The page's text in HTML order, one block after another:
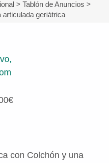
>Tablón de Anuncios >
geriátrica
,
con Colchón y una